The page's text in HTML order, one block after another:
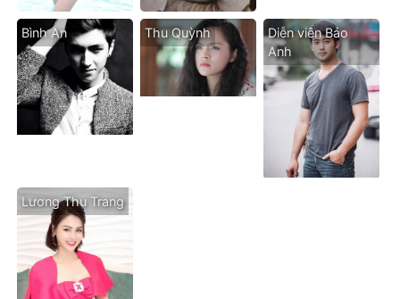
Bình An Thu Quỳnh
Diễn viên Bảo
Anh
Lương Thu Trang